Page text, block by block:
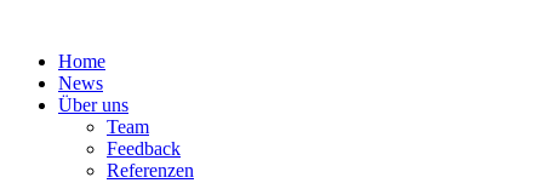
springenHome
News
Über uns
Team
Feedback
Referenzen